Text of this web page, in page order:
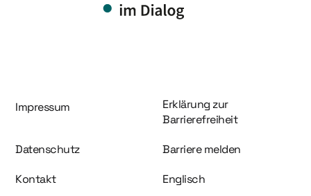
Information und Service
Impressum
Erklärung zur
Barrierefreiheit
Datenschutz Barriere melden
Kontakt Englisch